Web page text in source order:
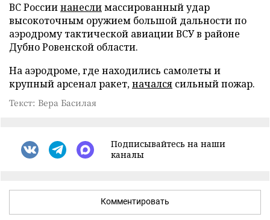
ВС Россиинанеслимассированный удар
высокоточным оружием большой дальности по
аэродрому тактической авиации ВСУ в районе
Дубно Ровенской области.
На аэродроме, где находились самолеты и
крупный арсенал ракет,начался сильный пожар.
Текст: Вера Басилая
Подписывайтесь на наши
каналы
Комментировать